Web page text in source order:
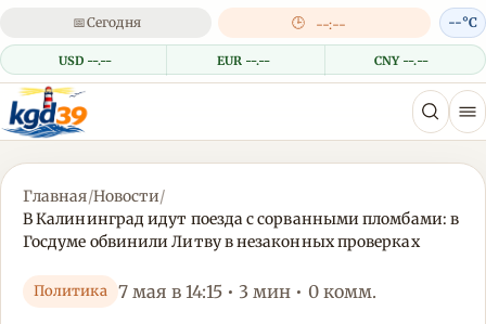
📅Сегодня 🕒 --:--
USD --.-- EUR --.-- CNY --.--
--°C
Главная/Новости/
В Калининград идут поезда с сорванными пломбами: в
Госдуме обвинили Литву в незаконных проверках
Политика 7 мая в 14:15 • 3 мин • 0 комм.